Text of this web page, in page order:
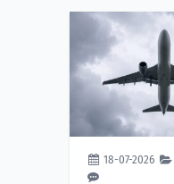
18-07-2026